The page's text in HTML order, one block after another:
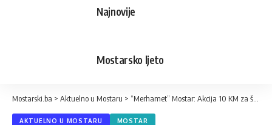
Najnovije
Mostarsko ljeto
Mostarski.ba > Aktuelno u Mostaru > “Merhamet” Mostar: Akcija 10 KM za školski pribor i ruksake
AKTUELNO U MOSTARU MOSTAR